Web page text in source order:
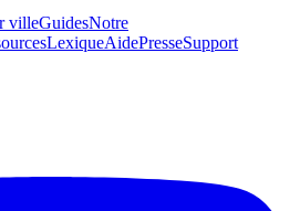
villeGuidesNotre
LexiqueAidePresseSupport